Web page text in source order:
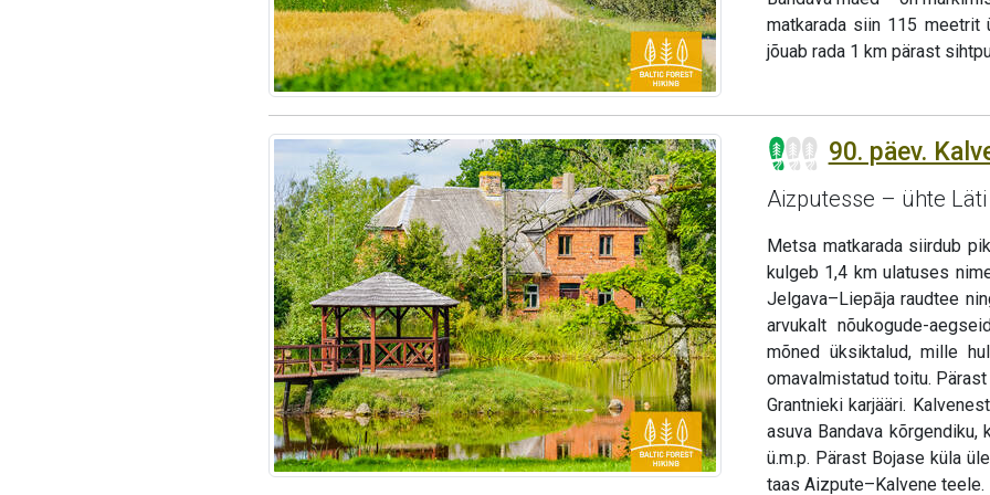
matkarada siin 115 meetrit
jõuab rada 1 km pärast
90. päev.
Aizputesse – ühte
Metsa matkarada siirdub
kulgeb 1,4 km ulatuses
Jelgava–Liepāja raudtee
arvukalt nõukogude-
mõned üksiktalud, mille
omavalmistatud toitu.
Grantnieki karjääri.
asuva Bandava
ü.m.p. Pärast Bojase küla
taas Aizpute–Kalvene teele.